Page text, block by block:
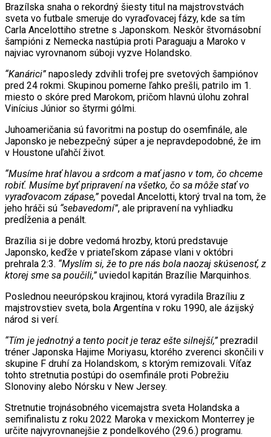
Brazílska snaha o rekordný šiesty titul na majstrovstvách
sveta vo futbale smeruje do vyraďovacej fázy, kde sa tím
Carla Ancelottiho stretne s Japonskom. Neskôr štvornásobní
šampióni z Nemecka nastúpia proti Paraguaju a Maroko v
najviac vyrovnanom súboji vyzve Holandsko.
“Kanárici”naposledy zdvihli trofej pre svetových šampiónov
pred 24 rokmi. Skupinou pomerne ľahko prešli, patrilo im 1.
miesto o skóre pred Marokom, pričom hlavnú úlohu zohral
Vinícius Júnior so štyrmi gólmi.
Juhoameričania sú favoritmi na postup do osemfinále, ale
Japonsko je nebezpečný súper a je nepravdepodobné, že im
v Houstone uľahčí život.
“Musíme hrať hlavou a srdcom a mať jasno v tom, čo chceme
robiť. Musíme byť pripravení na všetko, čo sa môže stať vo
vyraďovacom zápase,”povedal Ancelotti, ktorý trval na tom, že
jeho hráči sú “sebavedomí”, ale pripravení na vyhliadku
predĺženia a penált.
Brazília si je dobre vedomá hrozby, ktorú predstavuje
Japonsko, keďže v priateľskom zápase vlani v októbri
prehrala 2:3. “Myslím si, že to pre nás bola naozaj skúsenosť, z
ktorej sme sa poučili,”uviedol kapitán Brazílie Marquinhos.
Poslednou neeurópskou krajinou, ktorá vyradila Brazíliu z
majstrovstiev sveta, bola Argentína v roku 1990, ale ázijský
národ si verí.
“Tím je jednotný a tento pocit je teraz ešte silnejší,”prezradil
tréner Japonska Hajime Moriyasu, ktorého zverenci skončili v
skupine F druhí za Holandskom, s ktorým remizovali. Víťaz
tohto stretnutia postúpi do osemfinále proti Pobrežiu
Slonoviny alebo Nórsku v New Jersey.
Stretnutie trojnásobného vicemajstra sveta Holandska a
semifinalistu z roku 2022 Maroka v mexickom Monterrey je
určite najvyrovnanejšie z pondelkového (29.6.) programu.